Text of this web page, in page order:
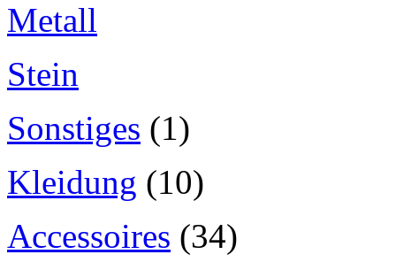
Metall
Stein
Sonstiges (1)
Kleidung (10)
Accessoires (34)